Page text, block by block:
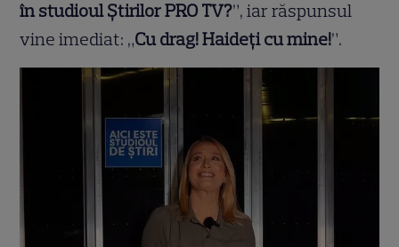
în studioul Știrilor PRO TV?”, iar răspunsul
vine imediat: „Cu drag! Haideți cu mine!”.